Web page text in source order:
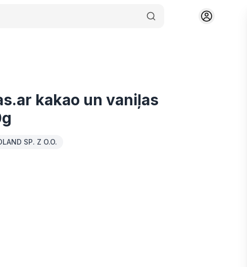
kakao un vaniļas
SP. Z O.O.